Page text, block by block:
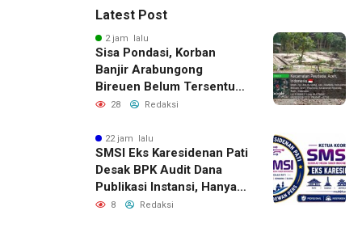
Latest Post
2 jam lalu
Sisa Pondasi, Korban
Banjir Arabungong
Bireuen Belum Tersentuh
Bantuan Pascabencana
28 Redaksi
22 jam lalu
SMSI Eks Karesidenan Pati
Desak BPK Audit Dana
Publikasi Instansi, Hanya
untuk Perusahaan Pers
8 Redaksi